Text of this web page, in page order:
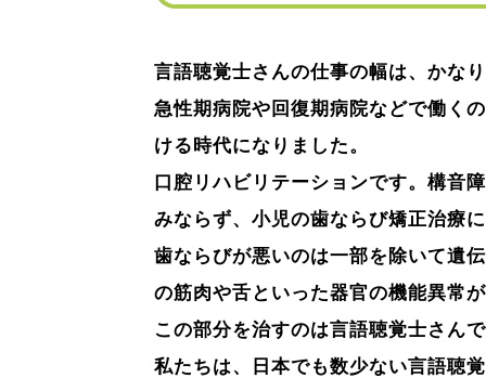
言語聴覚士さんの仕事の幅は、かな
急性期病院や回復期病院などで働く
ける時代になりました。
口腔リハビリテーションです。構音
みならず、小児の歯ならび矯正治療
歯ならびが悪いのは一部を除いて遺
の筋肉や舌といった器官の機能異常
この部分を治すのは言語聴覚士さん
私たちは、日本でも数少ない言語聴